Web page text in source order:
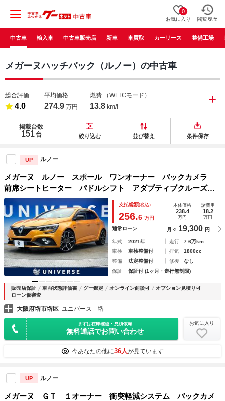
0
お気に入り 閲覧履歴
中古車 輸入車 中古車販売店 新車 車買取 カーリース 整備工場
メガーヌハッチバック（ルノー）の中古車
総合評価
4.0
平均価格
274.9 万円
燃費 （WLTCモード）
13.8 km/l
掲載台数
151 台 絞り込む 並び替え 条件保存
UP ルノー
メガーヌ ルノー スポール ワンオーナー バックカメラ
前席シートヒーター パドルシフト アダプティブクルーズコ
ントロール デュアルオートエアコン ＬＥＤヘッドライト
オートライト 純正１９インチＡＷ ＥＴＣ車載器 禁煙車
支払総額(税込)
256.6 万円
本体価格
238.4
万円
諸費用
18.2
万円
通常ローン 月々 19,300 円
年式 2021年 走行
7.6万km
車検
車検整備付 排気
1800cc
整備
法定整備付 修復
なし
保証
保証付 (1ヶ月・走行無制限)
販売店保証 車両状態評価書 グー鑑定 オンライン商談可
オプション見積り可
ローン仮審査
大阪府堺市堺区 ユニバース 堺
まずは在庫確認・見積依頼
無料通話でお問い合わせ
お気に入り
今あなたの他に36人が見ています
UP ルノー
メガーヌ ＧＴ １オーナー 衝突軽減システム バックカメ